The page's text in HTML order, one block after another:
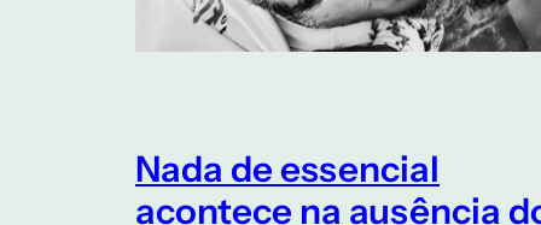
Nada de essencial
acontece na ausência